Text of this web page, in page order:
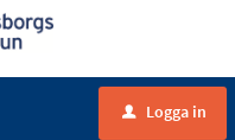
u Logga in